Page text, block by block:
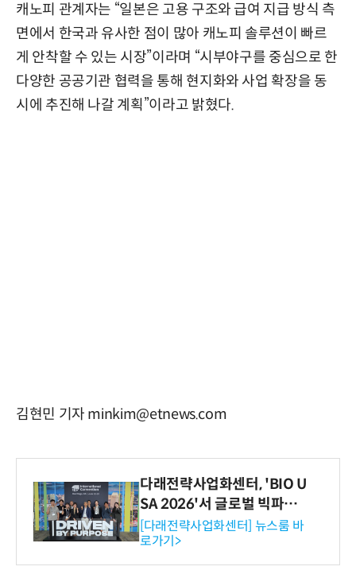
캐노피 관계자는 “일본은 고용 구조와 급여 지급 방식 측
면에서 한국과 유사한 점이 많아 캐노피 솔루션이 빠르
게 안착할 수 있는 시장”이라며 “시부야구를 중심으로 한
다양한 공공기관 협력을 통해 현지화와 사업 확장을 동
시에 추진해 나갈 계획”이라고 밝혔다.
김현민 기자 minkim@etnews.com
다래전략사업화센터, 'BIO U
SA 2026'서 글로벌 빅파마
와의 비즈니스 미팅 지원…K
-바이오 해외 진출 교두보 확
보
[다래전략사업화센터] 뉴스룸 바
로가기>